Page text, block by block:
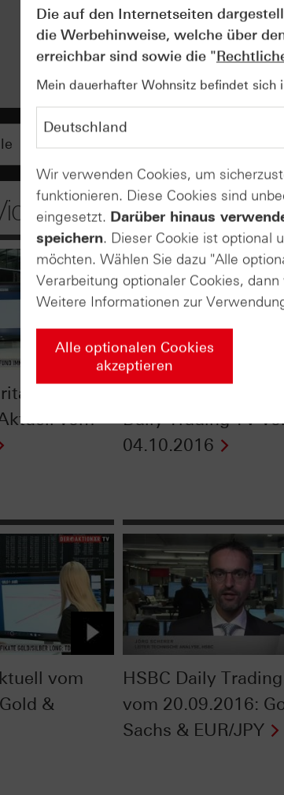
AUGUST
07
in Sicht?
vom
Daily Trading TV
04.10.2016
vom
&
HSBC Daily
vom 20.09.2016:
Sachs & EUR/JPY
Die auf den Internetseiten
die Werbehinweise, welche über
erreichbar sind sowie die "
Mein dauerhafter Wohnsitz befindet sich
Wir verwenden Cookies, um
funktionieren. Diese Cookies sind
eingesetzt. Darüber hinaus
speichern. Dieser Cookie ist optional
möchten. Wählen Sie dazu "Alle
Verarbeitung optionaler Cookies,
Weitere Informationen zur
Alle optionalen Cookies
akzeptieren